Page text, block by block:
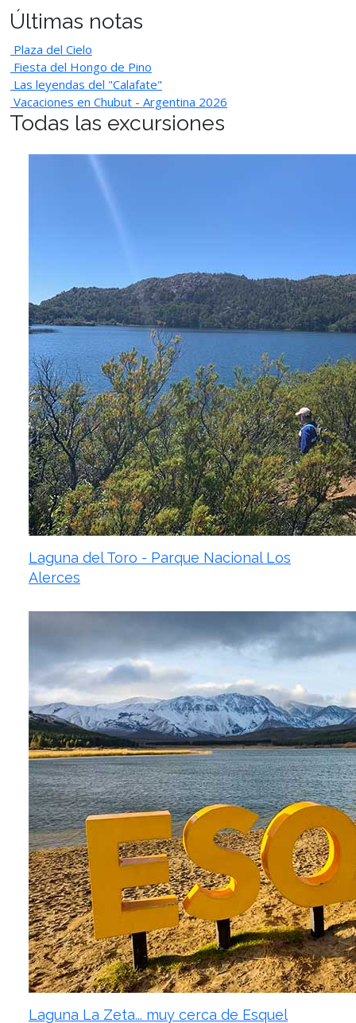
Últimas notas
Plaza del Cielo
Fiesta del Hongo de Pino
Las leyendas del "Calafate"
Vacaciones en Chubut - Argentina 2026
Todas las excursiones
Laguna del Toro - Parque Nacional Los
Alerces
Laguna La Zeta... muy cerca de Esquel